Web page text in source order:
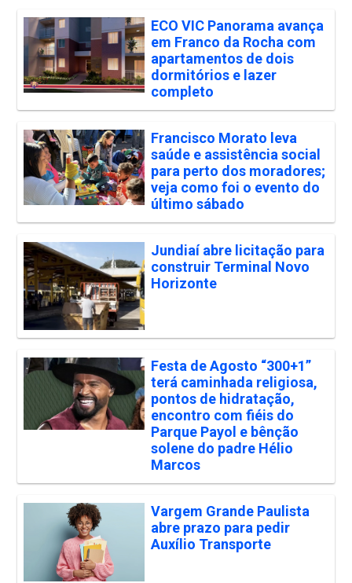
ECO VIC Panorama avança
em Franco da Rocha com
apartamentos de dois
dormitórios e lazer
completo
Francisco Morato leva
saúde e assistência social
para perto dos moradores;
veja como foi o evento do
último sábado
Jundiaí abre licitação para
construir Terminal Novo
Horizonte
Festa de Agosto “300+1”
terá caminhada religiosa,
pontos de hidratação,
encontro com fiéis do
Parque Payol e bênção
solene do padre Hélio
Marcos
Vargem Grande Paulista
abre prazo para pedir
Auxílio Transporte